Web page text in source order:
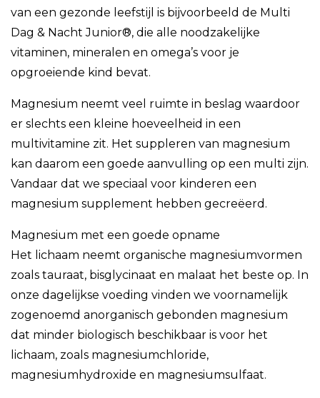
van een gezonde leefstijl is bijvoorbeeld de Multi
Dag & Nacht Junior®, die alle noodzakelijke
vitaminen, mineralen en omega’s voor je
opgroeiende kind bevat.
Magnesium neemt veel ruimte in beslag waardoor
er slechts een kleine hoeveelheid in een
multivitamine zit. Het suppleren van magnesium
kan daarom een goede aanvulling op een multi zijn.
Vandaar dat we speciaal voor kinderen een
magnesium supplement hebben gecreëerd.
Magnesium met een goede opname
Het lichaam neemt organische magnesiumvormen
zoals tauraat, bisglycinaat en malaat het beste op. In
onze dagelijkse voeding vinden we voornamelijk
zogenoemd anorganisch gebonden magnesium
dat minder biologisch beschikbaar is voor het
lichaam, zoals magnesiumchloride,
magnesiumhydroxide en magnesiumsulfaat.